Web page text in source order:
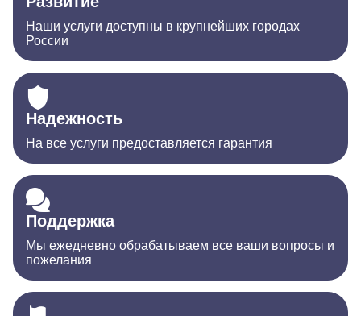
Наши услуги доступны в крупнейших городах
России
Надежность
На все услуги предоставляется гарантия
Поддержка
Мы ежедневно обрабатываем все ваши вопросы и
пожелания